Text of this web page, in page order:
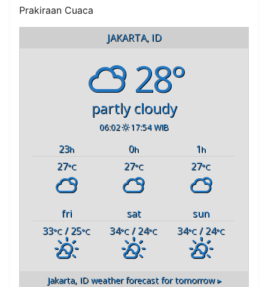
Prakiraan Cuaca
JAKARTA, ID
28°
partly cloudy
06:02 17:54 WIB
23h 0h 1h
27°C 27°C 27°C
fri sat
sun
33°C / 25°C 34°C / 24°C 34°C/ 24°C
Jakarta, IDweather forecast for tomorrow ▸